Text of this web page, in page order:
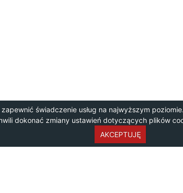
świadczenie usług na najwyższym
dokonać zmiany ustawień dotyczących plików
AKCEPTUJĘ